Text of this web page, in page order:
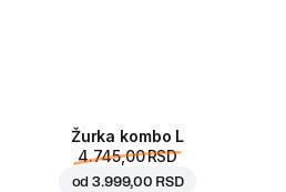
Žurka kombo L
4.745,00 RSD
od3.999,00 RSD